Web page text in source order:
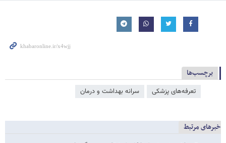
برچسب‌ها
تعرفه‌های پزشکی سرانه بهداشت و درمان
خبرهای مرتبط